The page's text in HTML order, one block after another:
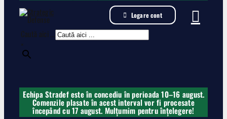
Logare cont
Caută aici ...
×
Echipa Stradef este în concediu în perioada 10–16 august.
Comenzile plasate în acest interval vor fi procesate
începând cu 17 august. Mulțumim pentru înțelegere!